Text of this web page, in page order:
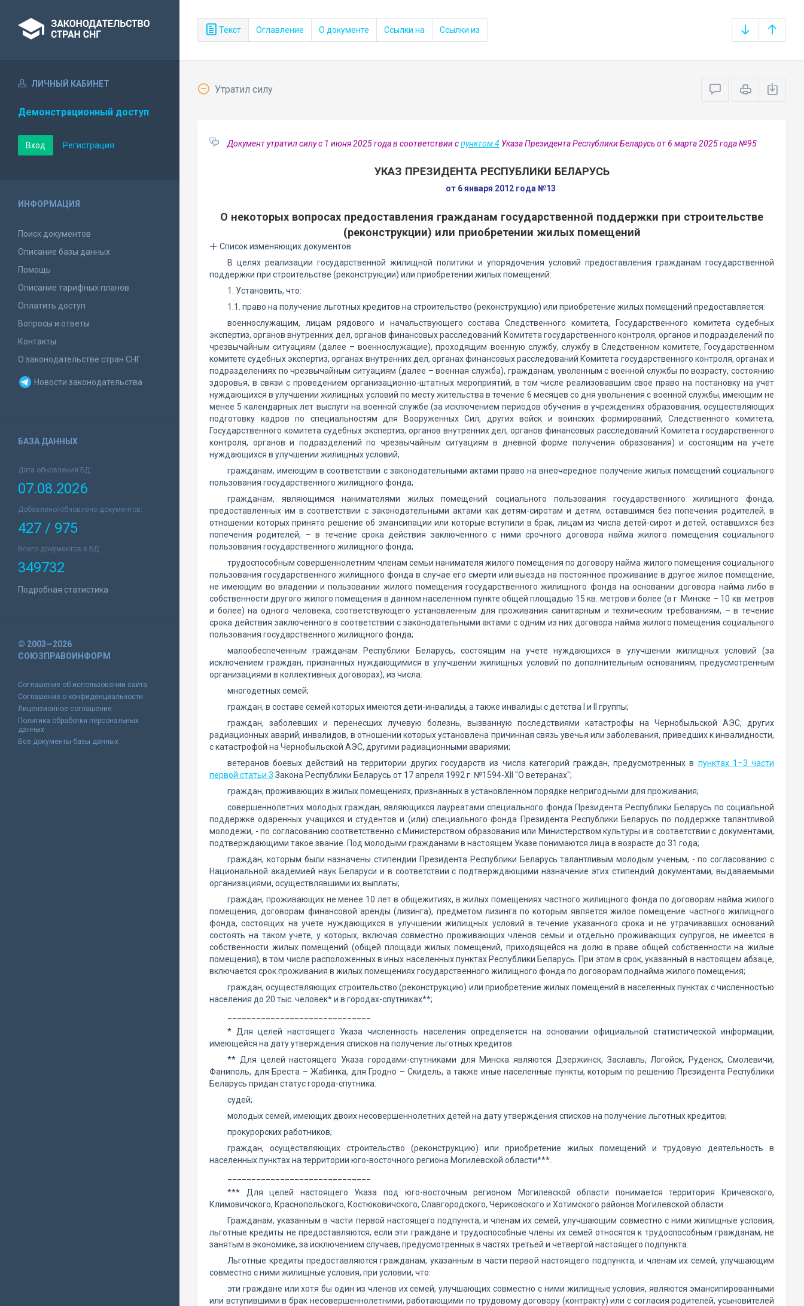
Текст Оглавление О документе Ссылки на Ссылки из
ЛИЧНЫЙ КАБИНЕТ
Демонстрационный доступ
Вход Регистрация
ИНФОРМАЦИЯ
Поиск документов
Описание базы данных
Помощь
Описание тарифных планов
Оплатить доступ
Вопросы и ответы
Контакты
О законодательстве стран СНГ
Новости законодательства
БАЗА ДАННЫХ
Дата обновления БД:
07.08.2026
Добавлено/обновлено документов:
427 / 975
Всего документов в БД:
349732
Подробная статистика
© 2003—2026
СОЮЗПРАВОИНФОРМ
Соглашение об использовании сайта
Соглашение о конфиденциальности
Лицензионное соглашение
Политика обработки персональных
данных
Все документы базы данных
Утратил силу
Документ утратил силу с 1 июня 2025 года в соответствии спунктом 4 Указа Президента Республики Беларусь от 6 марта 2025 года №95
УКАЗ ПРЕЗИДЕНТА РЕСПУБЛИКИ БЕЛАРУСЬ
от 6 января 2012 года №13
О некоторых вопросах предоставления гражданам государственной поддержки при строительстве
(реконструкции) или приобретении жилых помещений
Список изменяющих документов
В целях реализации государственной жилищной политики и упорядочения условий предоставления гражданам государственной
поддержки при строительстве (реконструкции) или приобретении жилых помещений:
1. Установить, что:
1.1. право на получение льготных кредитов на строительство (реконструкцию) или приобретение жилых помещений предоставляется:
военнослужащим, лицам рядового и начальствующего состава Следственного комитета, Государственного комитета судебных
экспертиз, органов внутренних дел, органов финансовых расследований Комитета государственного контроля, органов и подразделений по
чрезвычайным ситуациям (далее – военнослужащие), проходящим военную службу, службу в Следственном комитете, Государственном
комитете судебных экспертиз, органах внутренних дел, органах финансовых расследований Комитета государственного контроля, органах и
подразделениях по чрезвычайным ситуациям (далее – военная служба), гражданам, уволенным с военной службы по возрасту, состоянию
здоровья, в связи с проведением организационно-штатных мероприятий, в том числе реализовавшим свое право на постановку на учет
нуждающихся в улучшении жилищных условий по месту жительства в течение 6 месяцев со дня увольнения с военной службы, имеющим не
менее 5 календарных лет выслуги на военной службе (за исключением периодов обучения в учреждениях образования, осуществляющих
подготовку кадров по специальностям для Вооруженных Сил, других войск и воинских формирований, Следственного комитета,
Государственного комитета судебных экспертиз, органов внутренних дел, органов финансовых расследований Комитета государственного
контроля, органов и подразделений по чрезвычайным ситуациям в дневной форме получения образования) и состоящим на учете
нуждающихся в улучшении жилищных условий;
гражданам, имеющим в соответствии с законодательными актами право на внеочередное получение жилых помещений социального
пользования государственного жилищного фонда;
гражданам, являющимся нанимателями жилых помещений социального пользования государственного жилищного фонда,
предоставленных им в соответствии с законодательными актами как детям-сиротам и детям, оставшимся без попечения родителей, в
отношении которых принято решение об эмансипации или которые вступили в брак, лицам из числа детей-сирот и детей, оставшихся без
попечения родителей, – в течение срока действия заключенного с ними срочного договора найма жилого помещения социального
пользования государственного жилищного фонда;
трудоспособным совершеннолетним членам семьи нанимателя жилого помещения по договору найма жилого помещения социального
пользования государственного жилищного фонда в случае его смерти или выезда на постоянное проживание в другое жилое помещение,
не имеющим во владении и пользовании жилого помещения государственного жилищного фонда на основании договора найма либо в
собственности другого жилого помещения в данном населенном пункте общей площадью 15 кв. метров и более (в г. Минске – 10 кв. метров
и более) на одного человека, соответствующего установленным для проживания санитарным и техническим требованиям, – в течение
срока действия заключенного в соответствии с законодательными актами с одним из них договора найма жилого помещения социального
пользования государственного жилищного фонда;
малообеспеченным гражданам Республики Беларусь, состоящим на учете нуждающихся в улучшении жилищных условий (за
исключением граждан, признанных нуждающимися в улучшении жилищных условий по дополнительным основаниям, предусмотренным
организациями в коллективных договорах), из числа:
многодетных семей;
граждан, в составе семей которых имеются дети-инвалиды, а также инвалиды с детства I и II группы;
граждан, заболевших и перенесших лучевую болезнь, вызванную последствиями катастрофы на Чернобыльской АЭС, других
радиационных аварий, инвалидов, в отношении которых установлена причинная связь увечья или заболевания, приведших к инвалидности,
с катастрофой на Чернобыльской АЭС, другими радиационными авариями;
ветеранов боевых действий на территории других государств из числа категорий граждан, предусмотренных в пунктах 1–3 части
первой статьи 3 Закона Республики Беларусь от 17 апреля 1992 г. №1594-XII "О ветеранах";
граждан, проживающих в жилых помещениях, признанных в установленном порядке непригодными для проживания;
совершеннолетних молодых граждан, являющихся лауреатами специального фонда Президента Республики Беларусь по социальной
поддержке одаренных учащихся и студентов и (или) специального фонда Президента Республики Беларусь по поддержке талантливой
молодежи, - по согласованию соответственно с Министерством образования или Министерством культуры и в соответствии с документами,
подтверждающими такое звание. Под молодыми гражданами в настоящем Указе понимаются лица в возрасте до 31 года;
граждан, которым были назначены стипендии Президента Республики Беларусь талантливым молодым ученым, - по согласованию с
Национальной академией наук Беларуси и в соответствии с подтверждающими назначение этих стипендий документами, выдаваемыми
организациями, осуществлявшими их выплаты;
граждан, проживающих не менее 10 лет в общежитиях, в жилых помещениях частного жилищного фонда по договорам найма жилого
помещения, договорам финансовой аренды (лизинга), предметом лизинга по которым является жилое помещение частного жилищного
фонда, состоящих на учете нуждающихся в улучшении жилищных условий в течение указанного срока и не утрачивавших оснований
состоять на таком учете, у которых, включая совместно проживающих членов семьи и отдельно проживающих супругов, не имеется в
собственности жилых помещений (общей площади жилых помещений, приходящейся на долю в праве общей собственности на жилые
помещения), в том числе расположенных в иных населенных пунктах Республики Беларусь. При этом в срок, указанный в настоящем абзаце,
включается срок проживания в жилых помещениях государственного жилищного фонда по договорам поднайма жилого помещения;
граждан, осуществляющих строительство (реконструкцию) или приобретение жилых помещений в населенных пунктах с численностью
населения до 20 тыс. человек* и в городах-спутниках**;
* Для целей настоящего Указа численность населения определяется на основании официальной статистической информации,
имеющейся на дату утверждения списков на получение льготных кредитов.
** Для целей настоящего Указа городами-спутниками для Минска являются Дзержинск, Заславль, Логойск, Руденск, Смолевичи,
Фаниполь, для Бреста – Жабинка, для Гродно – Скидель, а также иные населенные пункты, которым по решению Президента Республики
Беларусь придан статус города-спутника.
судей;
молодых семей, имеющих двоих несовершеннолетних детей на дату утверждения списков на получение льготных кредитов;
прокурорских работников;
граждан, осуществляющих строительство (реконструкцию) или приобретение жилых помещений и трудовую деятельность в
населенных пунктах на территории юго-восточного региона Могилевской области***.
*** Для целей настоящего Указа под юго-восточным регионом Могилевской области понимается территория Кричевского,
Климовичского, Краснопольского, Костюковичского, Славгородского, Чериковского и Хотимского районов Могилевской области.
Гражданам, указанным в части первой настоящего подпункта, и членам их семей, улучшающим совместно с ними жилищные условия,
льготные кредиты не предоставляются, если эти граждане и трудоспособные члены их семей относятся к трудоспособным гражданам, не
занятым в экономике, за исключением случаев, предусмотренных в частях третьей и четвертой настоящего подпункта.
Льготные кредиты предоставляются гражданам, указанным в части первой настоящего подпункта, и членам их семей, улучшающим
совместно с ними жилищные условия, при условии, что:
эти граждане или хотя бы один из членов их семей, улучшающих совместно с ними жилищные условия, являются эмансипированными
или вступившими в брак несовершеннолетними, работающими по трудовому договору (контракту) или с согласия родителей, усыновителей